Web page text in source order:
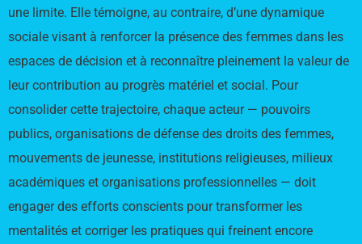
une limite. Elle témoigne, au contraire, d’une dynamique
sociale visant à renforcer la présence des femmes dans les
espaces de décision et à reconnaître pleinement la valeur de
leur contribution au progrès matériel et social. Pour
consolider cette trajectoire, chaque acteur — pouvoirs
publics, organisations de défense des droits des femmes,
mouvements de jeunesse, institutions religieuses, milieux
académiques et organisations professionnelles — doit
engager des efforts conscients pour transformer les
mentalités et corriger les pratiques qui freinent encore